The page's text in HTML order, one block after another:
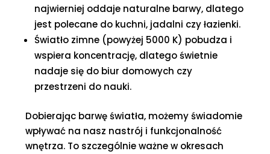
najwierniej oddaje naturalne barwy, dlatego
jest polecane do kuchni, jadalni czy łazienki.
Światło zimne (powyżej 5000 K) pobudza i
wspiera koncentrację, dlatego świetnie
nadaje się do biur domowych czy
przestrzeni do nauki.
Dobierając barwę światła, możemy świadomie
wpływać na nasz nastrój i funkcjonalność
wnętrza. To szczególnie ważne w okresach